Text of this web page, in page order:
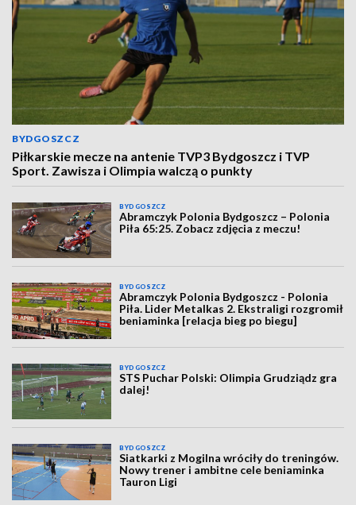
BYDGOSZCZ
Piłkarskie mecze na antenie TVP3 Bydgoszcz i TVP
Sport. Zawisza i Olimpia walczą o punkty
BYDGOSZCZ
Abramczyk Polonia Bydgoszcz – Polonia
Piła 65:25. Zobacz zdjęcia z meczu!
BYDGOSZCZ
Abramczyk Polonia Bydgoszcz - Polonia
Piła. Lider Metalkas 2. Ekstraligi rozgromił
beniaminka [relacja bieg po biegu]
BYDGOSZCZ
STS Puchar Polski: Olimpia Grudziądz gra
dalej!
BYDGOSZCZ
Siatkarki z Mogilna wróciły do treningów.
Nowy trener i ambitne cele beniaminka
Tauron Ligi